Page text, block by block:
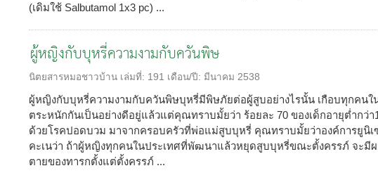
(เดิมใช้ Salbutamol 1x3 pc) ...
ผู้หญิงกับบุหรี่ความงามกับควันพิษ
นิตยสารหมอชาวบ้าน เล่มที่: 191 เดือน/ปี: มีนาคม 2538
ผู้หญิงกับบุหรี่ความงามกับควันพิษบุหรี่มีพิษภัยต่อผู้สูบอย่างไรนั้น เกือบทุกคนใ
ตระหนักกันเป็นอย่างดีอยู่แล้วแต่คุณทราบมั้ยว่า ร้อยละ 70 ของเด็กอายุต่ำกว่า
ด้วยโรคปอดบวม มาจากครอบครัวที่พ่อแม่สูบบุหรี่ คุณทราบมั้ยว่าองค์การยูนิ
คะเนว่า ถ้าผู้หญิงทุกคนในประเทศที่พัฒนาแล้วหยุดสูบบุหรี่ขณะตั้งครรภ์ จะมีผ
ตายของทารกตั้งแต่ตั้งครรภ์ ...